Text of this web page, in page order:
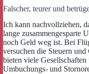
Falscher, teurer und
Ich kann nachvollziehen,
lange zusammengesparte
noch Geld weg ist. Bei
versuchen die Steuern
bieten viele
Umbuchungs- und